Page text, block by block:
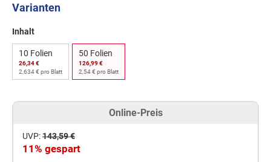
Varianten
Inhalt
10 Folien
26,34 €
2,634 € pro Blatt
50 Folien
126,99 €
2,54 € pro Blatt
Online-Preis
UVP:143,59 €
11% gespart